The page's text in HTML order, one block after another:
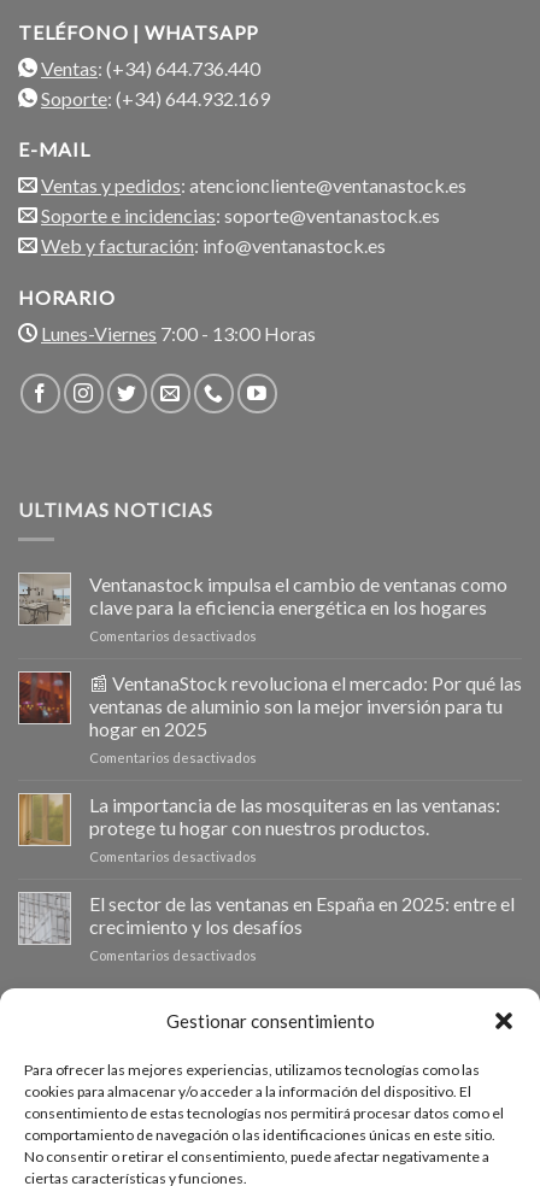
Gestionar consentimiento
Para ofrecer las mejores experiencias, utilizamos tecnologías como las
cookies para almacenar y/o acceder a la información del dispositivo. El
consentimiento de estas tecnologías nos permitirá procesar datos como el
comportamiento de navegación o las identificaciones únicas en este sitio.
No consentir o retirar el consentimiento, puede afectar negativamente a
ciertas características y funciones.
TELÉFONO | WHATSAPP
Ventas: (+34) 644.736.440
Soporte: (+34) 644.932.169
E-MAIL
Ventas y pedidos: atencioncliente@ventanastock.es
Soporte e incidencias: soporte@ventanastock.es
Web y facturación: info@ventanastock.es
HORARIO
Lunes-Viernes 7:00 - 13:00 Horas
ULTIMAS NOTICIAS
Ventanastock impulsa el cambio de ventanas como
clave para la eficiencia energética en los hogares
Comentarios desactivados
impulsa
el
cambio
la
en
los
📰 VentanaStock revoluciona el mercado: Por qué las
ventanas de aluminio son la mejor inversión para tu
hogar en 2025
Comentarios desactivados
VentanaStock
revoluciona
el
qué
las
la
inversión
para
hogar
en
2025
La importancia de las mosquiteras en las ventanas:
protege tu hogar con nuestros productos.
Comentarios desactivados
importancia
de
las
ventanas:
hogar
con
nuestros
productos.
El sector de las ventanas en España en 2025: entre el
crecimiento y los desafíos
Comentarios desactivados
de
en
España
en
2025:
entre
PRESUPUESTO A MEDIDA
Si necesitas ventanas de otras medidas puedes solicitar un
presupuesto a medida desde nuestro formulario de solicitud
de presupuesto.